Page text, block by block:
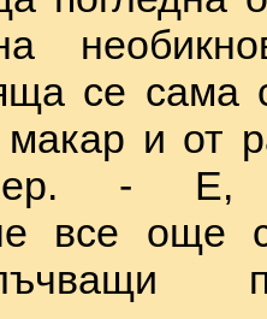
се сама
и от
- Е,
все още